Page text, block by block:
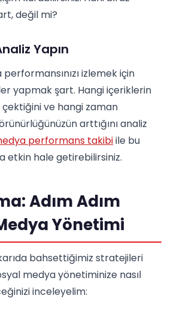
değil mi?
Yapın
izlemek için
yapmak şart. Hangi içeriklerin
ve hangi zaman
arttığını analiz
performans takibiile bu
etkin hale getirebilirsiniz.
Adım Adım
Yönetimi
bahsettiğimiz stratejileri
medya yönetiminize nasıl
inceleyelim: